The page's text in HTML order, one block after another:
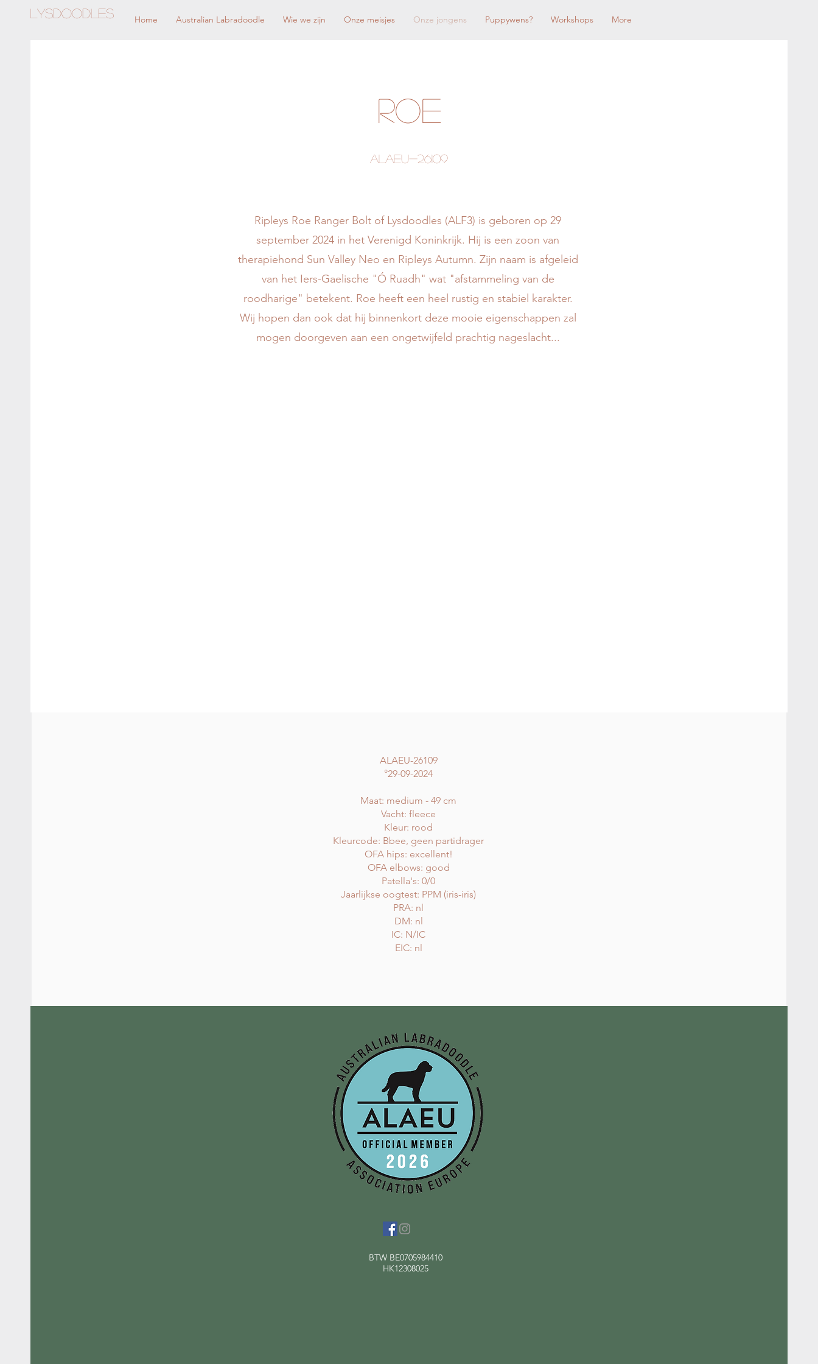
Lysdoodles Home Australian Labradoodle Wie we zijn Onze meisjes Onze jongens Puppywens? Workshops More
ROE
Alaeu-26109
Ripleys Roe Ranger Bolt of Lysdoodles (ALF3) is geboren op 29
september 2024 in het Verenigd Koninkrijk. Hij is een zoon van
therapiehond Sun Valley Neo en Ripleys Autumn. Zijn naam is afgeleid
van het Iers-Gaelische "Ó Ruadh" wat "afstammeling van de
roodharige" betekent. Roe heeft een heel rustig en stabiel karakter.
Wij hopen dan ook dat hij binnenkort deze mooie eigenschappen zal
mogen doorgeven aan een ongetwijfeld prachtig nageslacht...
ALAEU-26109
°29-09-2024
Maat: medium - 49 cm
Vacht: fleece
Kleur: rood
Kleurcode: Bbee, geen partidrager
OFA hips: excellent!
OFA elbows: good
Patella's: 0/0
Jaarlijkse oogtest: PPM (iris-iris)
PRA: nl
DM: nl
IC: N/IC
EIC: nl
BTW BE0705984410
HK12308025